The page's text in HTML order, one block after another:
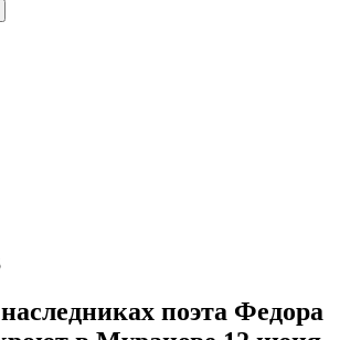
поэта Федора